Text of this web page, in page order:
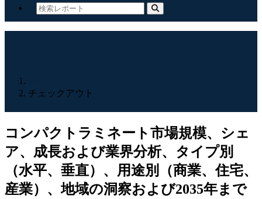
チェックアウト
コンパクトラミネート市場規模、シェ
ア、成長および業界分析、タイプ別
（水平、垂直）、用途別（商業、住宅、
産業）、地域の洞察および2035年まで